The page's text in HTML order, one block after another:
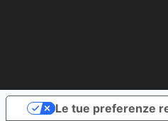
Le tue preferenze